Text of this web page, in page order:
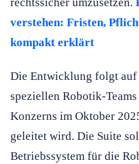
verstehen: Fristen,
kompakt erklärt
Die Entwicklung folgt auf
speziellen Robotik-
Konzerns im Oktober
geleitet wird. Die Suite
Betriebssystem für die